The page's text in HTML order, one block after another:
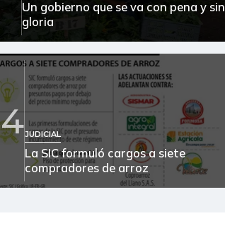
Un gobierno que se va con pena y sin
gloria
4JUDICIAL
La SIC formuló cargos a siete
compradores de arroz